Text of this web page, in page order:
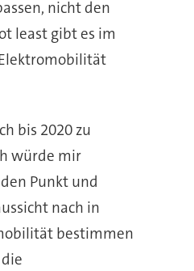
nicht den
least gibt es im
bis 2020 zu
würde mir
Punkt und
nach in
bestimmen